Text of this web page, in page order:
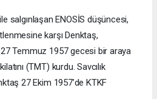
salgınlaşan ENOSİS düşüncesi,
karşı Denktaş,
Temmuz 1957 gecesi bir araya
(TMT) kurdu. Savcılık
27 Ekim 1957’de KTKF